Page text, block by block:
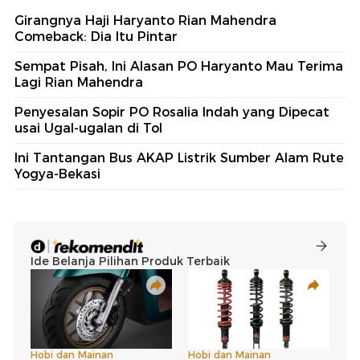
Girangnya Haji Haryanto Rian Mahendra
Comeback: Dia Itu Pintar
Sempat Pisah, Ini Alasan PO Haryanto Mau Terima
Lagi Rian Mahendra
Penyesalan Sopir PO Rosalia Indah yang Dipecat
usai Ugal-ugalan di Tol
Ini Tantangan Bus AKAP Listrik Sumber Alam Rute
Yogya-Bekasi